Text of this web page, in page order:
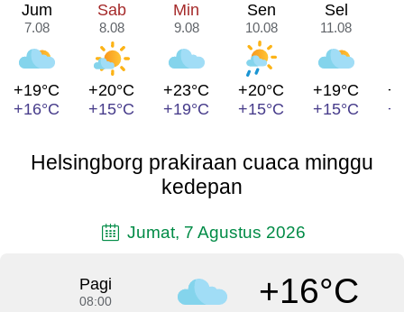
Jum
7.08
+19°C
+16°C
Sab
8.08
+20°C
+15°C
Min
9.08
+23°C
+19°C
Sen
10.08
+20°C
+15°C
Sel
11.08
+19°C
+15°C
Helsingborg prakiraan cuaca minggu
kedepan
Jumat, 7 Agustus 2026
Pagi
08:00 +16°C